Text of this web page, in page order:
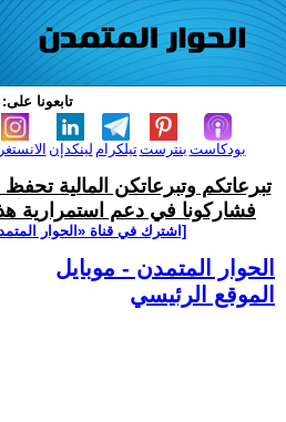
تابعونا على:
لينكدإن تيلكرامبنترست بودكاست
تبرعاتكم وتبرعاتكن المالية
فشاركونا في دعم استمرارية
[اشترك في قناة ‫«الحوار
الحوار المتمدن - موبايل
الموقع الرئيسي